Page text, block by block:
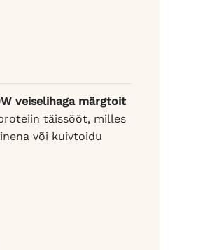
veiselihaga märgtoit
täissööt, milles
või kuivtoidu